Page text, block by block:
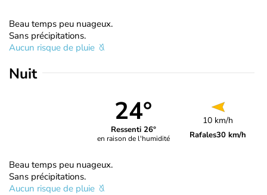
Beau temps peu nuageux.
Sans précipitations.
Aucun risque de pluie
Nuit
24°
Ressenti 26°
en raison de l'humidité
10 km/h
Rafales30 km/h
Beau temps peu nuageux.
Sans précipitations.
Aucun risque de pluie